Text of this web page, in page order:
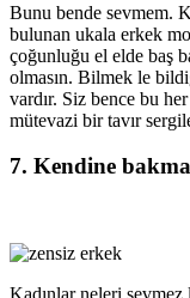
Bunu bende sevmem.
bulunan ukala erkek
çoğunluğu el elde baş
olmasın. Bilmek le
vardır. Siz bence bu
mütevazi bir tavır
7. Kendine
Kadınlar neleri